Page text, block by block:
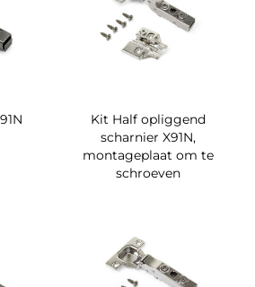
Kit Half opliggend
scharnier X91N,
montageplaat om te
schroeven